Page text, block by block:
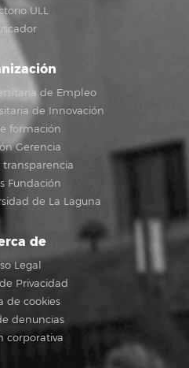
ULL
de Empleo
de Innovación
formación
Gerencia
transparencia
Fundación
de La Laguna
de
Legal
Privacidad
de cookies
denuncias
corporativa